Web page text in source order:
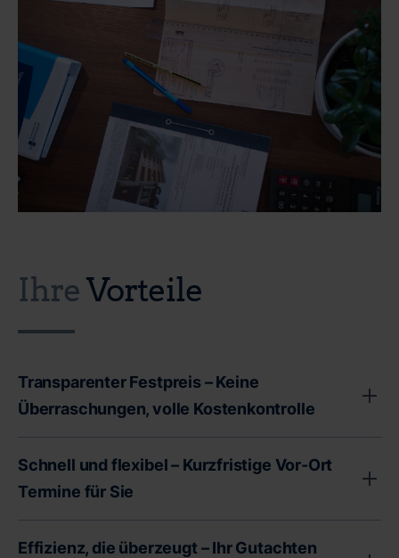
IhreVorteile
Transparenter Festpreis – Keine
Überraschungen, volle Kostenkontrolle
Kostenkontrolle - ohne versteckte Gebühren oder
Schnell und flexibel – Kurzfristige Vor-Ort
Termine für Sie
Effizienz, die überzeugt – Ihr Gutachten